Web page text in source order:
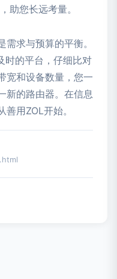
助您长远考量。
求与预算的平衡。
时的平台，仔细比对
宽和设备数量，您一
新的路由器。在信息
用ZOL开始。